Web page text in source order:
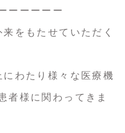
ーーーーー
をもたせていただく
わたり様々な医療機
者様に関わってきま